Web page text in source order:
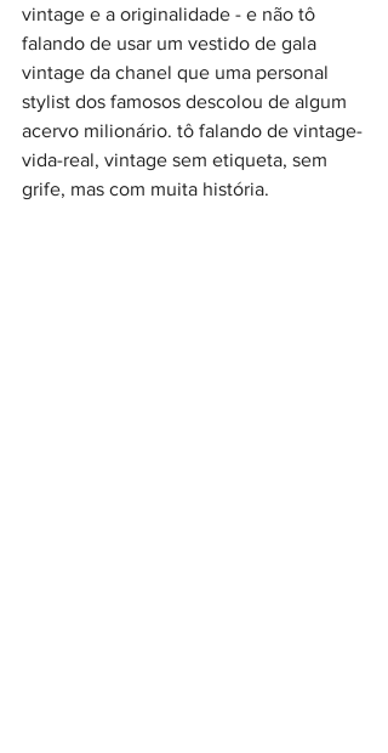
vintage e a originalidade - e não tô
falando de usar um vestido de gala
vintage da chanel que uma personal
stylist dos famosos descolou de algum
acervo milionário. tô falando de vintage-
vida-real, vintage sem etiqueta, sem
grife, mas com muita história.